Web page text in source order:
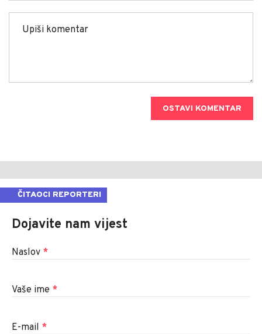
OSTAVI KOMENTAR
ČITAOCI REPORTERI
Dojavite nam vijest
Naslov *
Vaše ime *
E-mail *